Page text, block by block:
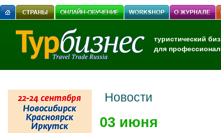
туристический
для
Новости
03 июня